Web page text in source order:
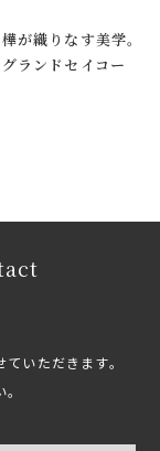
が織りなす美学。
ランドセイコー
いただきます。